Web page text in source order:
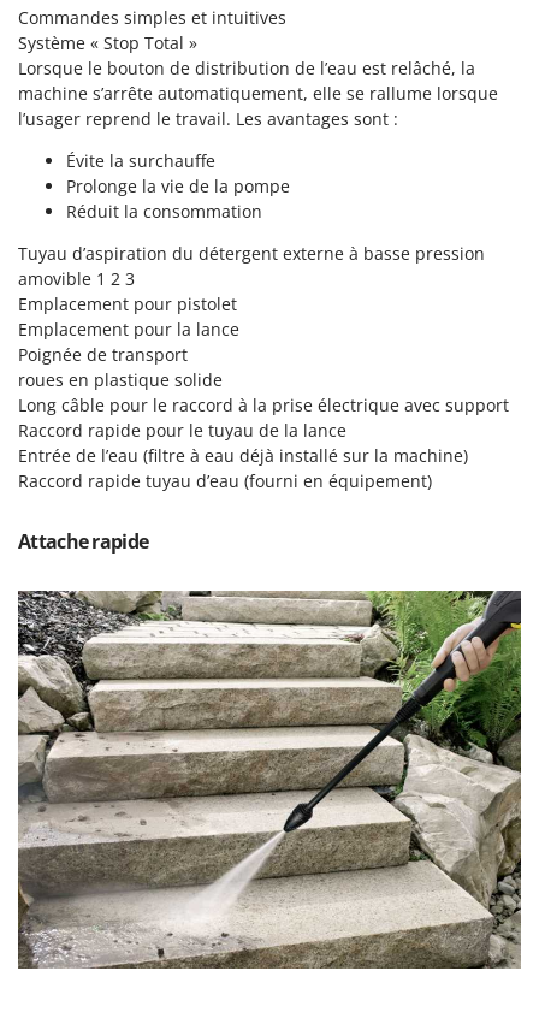
Tondeuses autoportées
Tondeuses débroussailleuses thermiques
Trancheuses
Trancheuses de sol
Transpalettes
Treuils de débardage
Tronçonneuses
V
Vêtements de Sécurité
Vibroculteurs à tracteur
Lampacrescia - MGM
Landxcape
LAR Casalinghi
Lavor
Linea VZ
Lisam
M
M.A.I.BO.
Macom
Macte Ovens
Makita
MAMMAMIA
Marcato
Master
Mastercook
Masterpro
McCulloch
MCH
Michelin
Mille
Minox
Mockmill
More than chef
MOSA
MOVA
Commandes simples et intuitives
Système « Stop Total »
Lorsque le bouton de distribution de l’eau est relâché, la
machine s’arrête automatiquement, elle se rallume lorsque
l’usager reprend le travail. Les avantages sont :
Évite la surchauffe
Prolonge la vie de la pompe
Réduit la consommation
Tuyau d’aspiration du détergent externe à basse pression
amovible 1 2 3
Emplacement pour pistolet
Emplacement pour la lance
Poignée de transport
roues en plastique solide
Long câble pour le raccord à la prise électrique avec support
Raccord rapide pour le tuyau de la lance
Entrée de l’eau (filtre à eau déjà installé sur la machine)
Raccord rapide tuyau d’eau (fourni en équipement)
Attache rapide